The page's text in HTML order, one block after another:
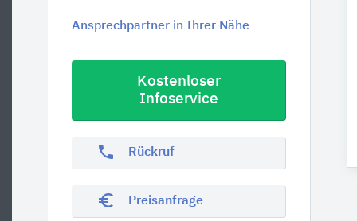
Ansprechpartner in Ihrer Nähe
Kostenloser
Infoservice
phone Rückruf
euro_symbol Preisanfrage